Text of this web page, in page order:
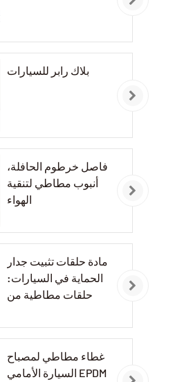
بلاك رابر للسيارات
فاصل خرطوم الحافلة،
أنبوب مطاطي لتنقية
الهواء
مادة حلقات تثبيت جدار
الحماية في السيارات:
حلقات مطاطية من
غطاء مطاطي لمصباح
السيارة الأمامي EPDM